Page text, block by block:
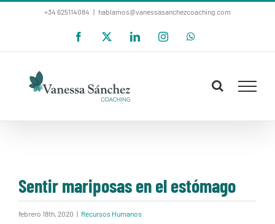
+34 625114084 | hablamos@vanessasanchezcoaching.com
Facebook LinkedInInstagramWhatsApp
Sentir mariposas en el estómago
febrero 18th, 2020 | Recursos Humanos